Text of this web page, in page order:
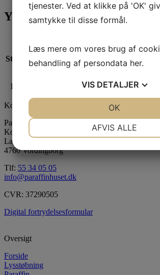
Yderligere information
Vægt
Størrelse 1kg, 50g
Farve Gennemfarvning, Overdypning
Kontaktinformation
Paraffinhuset A/S
Kontor: Orevej 211
Lager: Tandhjulet 5
4760 Vordingborg
Tlf: 55 34 05 05
info@paraffinhuset.dk
CVR: 37290505
Digital fortrydelsesformular
Oversigt
Forside
Lysstøbning
tjenester. Ved at klikke på 'OK'
samtykke til disse formål.
Læs mere om vores brug af
behandling af persondata her.
VIS DETALJER
AFVIS ALLE
OK